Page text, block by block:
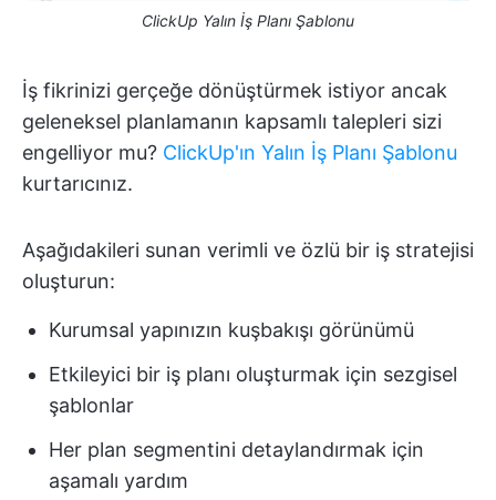
ClickUp Yalın İş Planı Şablonu
İş fikrinizi gerçeğe dönüştürmek istiyor ancak
geleneksel planlamanın kapsamlı talepleri sizi
engelliyor mu? ClickUp'ın Yalın İş Planı Şablonu
kurtarıcınız.
Aşağıdakileri sunan verimli ve özlü bir iş stratejisi
oluşturun:
Kurumsal yapınızın kuşbakışı görünümü
Etkileyici bir iş planı oluşturmak için sezgisel
şablonlar
Her plan segmentini detaylandırmak için
aşamalı yardım